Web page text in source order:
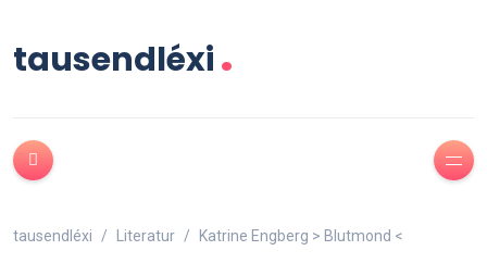
tausendléxi.
tausendléxi Literatur Katrine Engberg > Blutmond <